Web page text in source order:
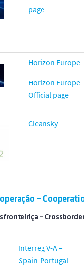
page
Horizon Europe
Horizon Europe
Official page
Cleansky
–
– Crossborder
Interreg V-A –
Spain-Portugal